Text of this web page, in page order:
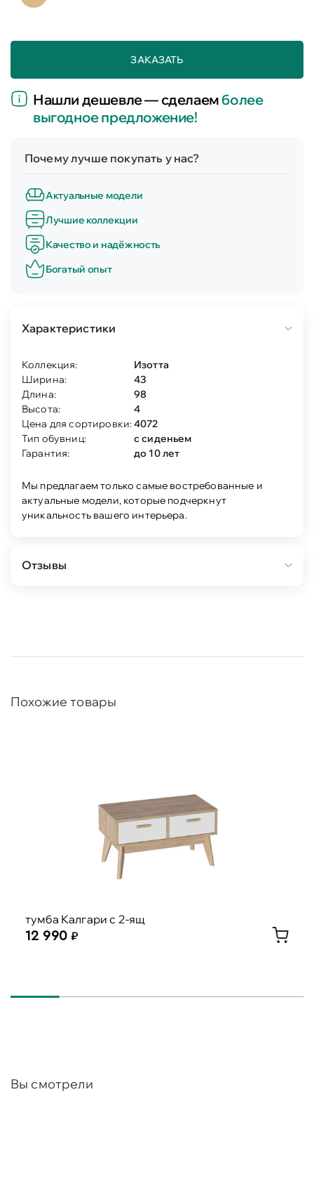
ЗАКАЗАТЬ
Нашли дешевле — сделаемболее
выгодное предложение!
Почему лучше покупать у нас?
Актуальные модели
Лучшие коллекции
Качество и надёжность
Богатый опыт
Характеристики
Коллекция:
Изотта
Ширина:
43
Длина:
98
Высота:
4
Цена для сортировки:4072
Тип обувниц:
с сиденьем
Гарантия:
до 10 лет
Мы предлагаем только самые востребованные и
актуальные модели, которые подчеркнут
уникальность вашего интерьера.
Отзывы
Похожие товары
тумба Калгари с 2-ящ
12 990
Вы смотрели